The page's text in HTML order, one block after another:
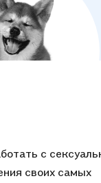
с
своих самых